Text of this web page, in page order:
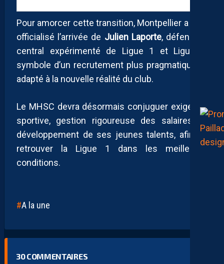
Pour amorcer cette transition, Montpellier a déjà
officialisé l’arrivée de Julien Laporte, défenseur
central expérimenté de Ligue 1 et Ligue 2,
symbole d’un recrutement plus pragmatique et
adapté à la nouvelle réalité du club.
Le MHSC devra désormais conjuguer exigence
sportive, gestion rigoureuse des salaires, et
développement de ses jeunes talents, afin de
retrouver la Ligue 1 dans les meilleures
conditions.
A la une
30COMMENTAIRES